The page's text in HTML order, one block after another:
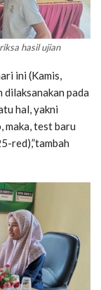
hasil ujian
ini (Kamis,
pada
hal, yakni
maka, test baru
red),”tambah